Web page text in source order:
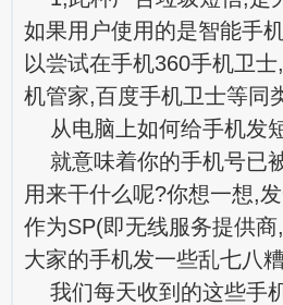
如果用户使用的是智能手
以尝试在手机360手机卫
机管家,百度手机卫士等同
从电脑上如何给手机发
就意味着你的手机号已
用来干什么呢?你想一想,
作为SP(即无线服务提供
大家的手机发一些乱七八
我们每天收到的这些手